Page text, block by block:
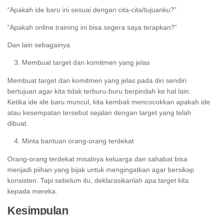
“Apakah ide baru ini sesuai dengan cita-cita/tujuanku?”
“Apakah online training ini bisa segera saya terapkan?”
Dan lain sebagainya
Membuat target dan komitmen yang jelas
Membuat target dan komitmen yang jelas pada diri sendiri
bertujuan agar kita tidak terburu-buru berpindah ke hal lain.
Ketika ide ide baru muncul, kita kembali mencocokkan apakah ide
atau kesempatan tersebut sejalan dengan target yang telah
dibuat.
Minta bantuan orang-orang terdekat
Orang-orang terdekat misalnya keluarga dan sahabat bisa
menjadi piihan yang bijak untuk mengingatkan agar bersikap
konsisten. Tapi sebelum itu, deklarasikanlah apa target kita
kepada mereka.
Kesimpulan